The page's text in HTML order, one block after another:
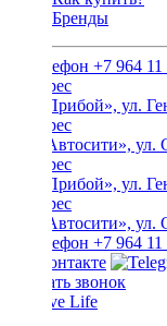
Бренды
+7 964 11
ТЦ «Прибой», ул.
ТЦ «Автосити», ул.
ТЦ «Прибой», ул.
ТЦ «Автосити», ул.
+7 964 11
Заказать звонок